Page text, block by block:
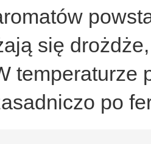
się
temperaturze
po